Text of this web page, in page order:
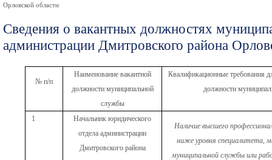
Орловской области
Сведения о вакантных должностях
администрации Дмитровского района
№ п/п
Наименование вакантной
должности муниципальной
службы
Квалификационные требования
должности
1
Начальник юридического
отдела администрации
Дмитровского района
Наличие высшего
ниже уровня специалитета,
муниципальной службы или